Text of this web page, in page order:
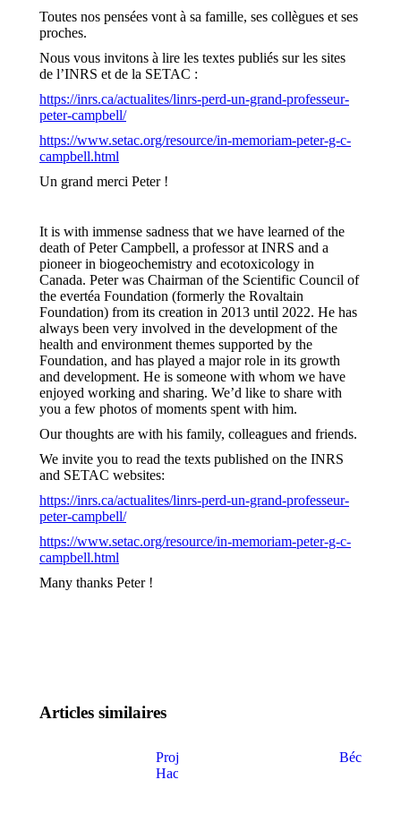
Toutes nos pensées vont à sa famille, ses collègues et ses
proches.
Nous vous invitons à lire les textes publiés sur les sites
de l’INRS et de la SETAC :
https://inrs.ca/actualites/linrs-perd-un-grand-professeur-
peter-campbell/
https://www.setac.org/resource/in-memoriam-peter-g-c-
campbell.html
Un grand merci Peter !
It is with immense sadness that we have learned of the
death of Peter Campbell, a professor at INRS and a
pioneer in biogeochemistry and ecotoxicology in
Canada. Peter was Chairman of the Scientific Council of
the evertéa Foundation (formerly the Rovaltain
Foundation) from its creation in 2013 until 2022. He has
always been very involved in the development of the
health and environment themes supported by the
Foundation, and has played a major role in its growth
and development. He is someone with whom we have
enjoyed working and sharing. We’d like to share with
you a few photos of moments spent with him.
Our thoughts are with his family, colleagues and friends.
We invite you to read the texts published on the INRS
and SETAC websites:
https://inrs.ca/actualites/linrs-perd-un-grand-professeur-
peter-campbell/
https://www.setac.org/resource/in-memoriam-peter-g-c-
campbell.html
Many thanks Peter !
Articles similaires
Projet :
Hackathon
Bécazine